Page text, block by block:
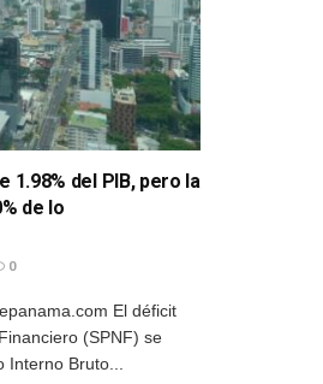
1.98% del PIB, pero la
de lo
0
El déficit
(SPNF) se
Bruto...